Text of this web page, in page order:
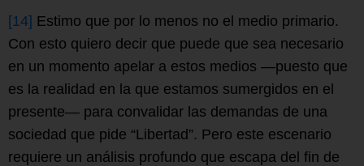
[14] Estimo que por lo menos no el medio primario.
Con esto quiero decir que puede que sea necesario
en un momento apelar a estos medios —puesto que
es la realidad en la que estamos sumergidos en el
presente— para convalidar las demandas de una
sociedad que pide “Libertad”. Pero este escenario
requiere un análisis profundo que escapa del fin de